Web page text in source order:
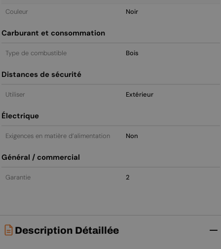
Couleur
Noir
Carburant et consommation
Type de combustible Bois
Distances de sécurité
Utiliser Extérieur
Électrique
Exigences en matière d’alimentation Non
Général / commercial
Garantie 2
Description Détaillée